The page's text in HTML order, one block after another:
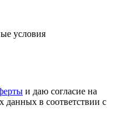
условия
и даю согласие на
данных в соответствии с